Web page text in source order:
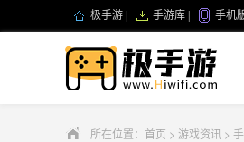
极手游 手游库 手机
所在位置： 首页 > 游戏资讯 >